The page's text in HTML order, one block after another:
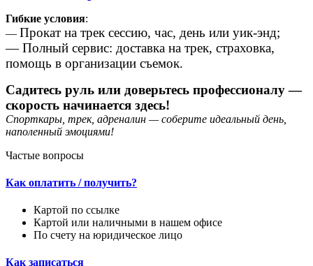
Гибкие условия:
— Прокат на трек сессию, час, день или уик-энд;
— Полный сервис: доставка на трек, страховка,
помощь в организации съемок.
Садитесь руль или доверьтесь профессионалу —
скорость начинается здесь!
Спорткары, трек, адреналин — соберите идеальный день,
наполенный эмоциями!
Частые вопросы
Как оплатить / получить?
Картой по ссылке
Картой или наличными в нашем офисе
По счету на юридическое лицо
Как записаться